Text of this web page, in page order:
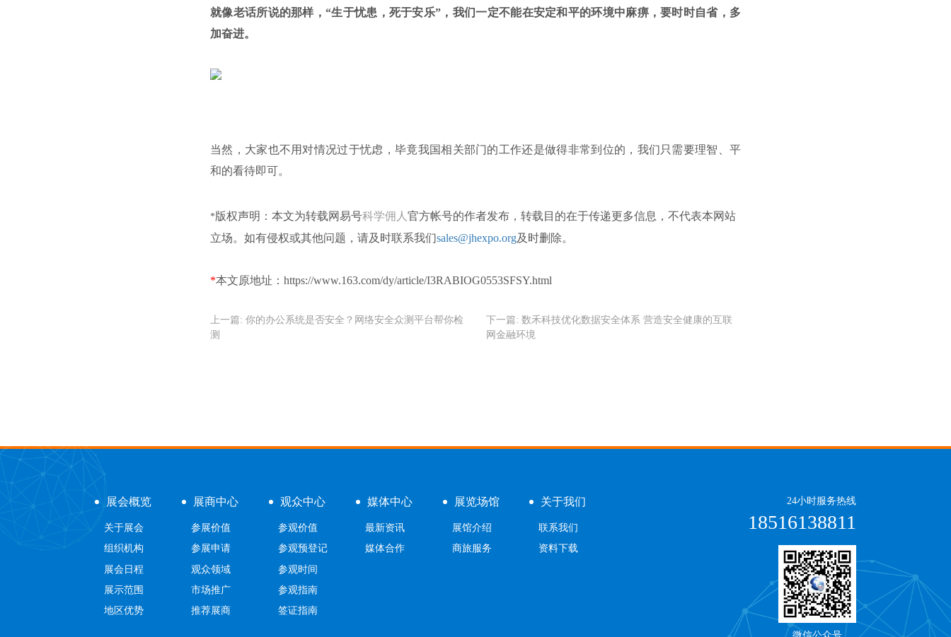
就像老话所说的那样，“生于忧患，死于安乐”，我们一定不能在安定和平的环境中麻痹，要时时自省，多
加奋进。
当然，大家也不用对情况过于忧虑，毕竟我国相关部门的工作还是做得非常到位的，我们只需要理智、平
和的看待即可。
*版权声明：本文为转载网易号科学佣人 官方帐号的作者发布，转载目的在于传递更多信息，不代表本网站
立场。如有侵权或其他问题，请及时联系我们sales@jhexpo.org及时删除。
*本文原地址：https://www.163.com/dy/article/I3RABIOG0553SFSY.html
上一篇: 你的办公系统是否安全？网络安全众测平台帮你检
测
下一篇: 数禾科技优化数据安全体系 营造安全健康的互联
网金融环境
展会概览
关于展会
组织机构
展会日程
展示范围
地区优势
展商中心
参展价值
参展申请
观众领域
市场推广
推荐展商
观众中心
参观价值
参观预登记
参观时间
参观指南
签证指南
媒体中心
最新资讯
媒体合作
展览场馆
展馆介绍
商旅服务
关于我们
联系我们
资料下载
24小时服务热线
18516138811